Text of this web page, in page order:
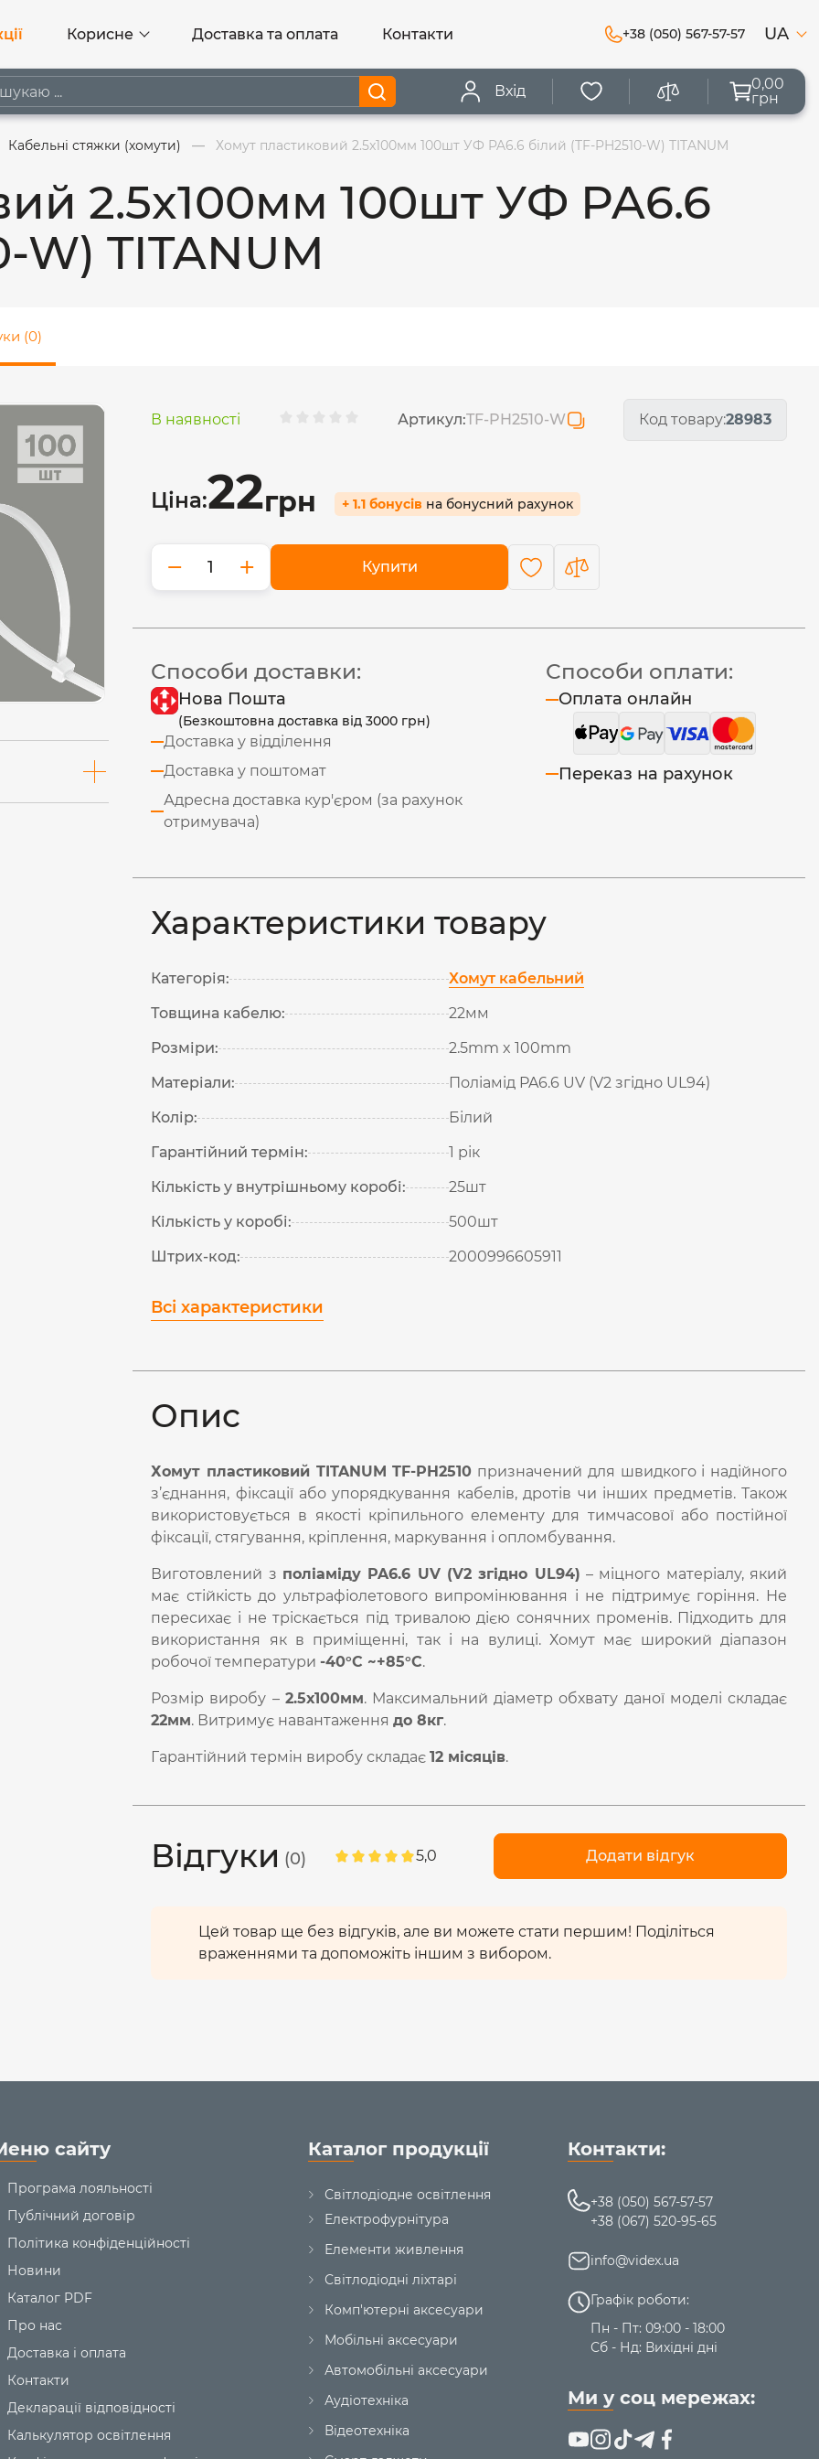
Корисне Доставка та оплата Контакти +38 (050) 567-57-57 UA
Вхід
0,00
грн
Кабельні стяжки (хомути) Хомут пластиковий 2.5x100мм 100шт УФ PA6.6 білий (TF-PH2510-W) TITANUM
2.5x100мм 100шт УФ PA6.6
W) TITANUM
(0)
В наявності Артикул:TF-PH2510-W Код товару:28983
Ціна:22грн + 1.1 бонусів на бонусний рахунок
− + Купити
Способи доставки:
Нова Пошта
(Безкоштовна доставка від 3000 грн)
Доставка у відділення
Доставка у поштомат
Адресна доставка кур'єром (за рахунок
отримувача)
Способи оплати:
Оплата онлайн
Переказ на рахунок
Характеристики товару
Категорія:
Хомут кабельний
Товщина кабелю:
22мм
Розміри:
2.5mm x 100mm
Матеріали:
Поліамід PA6.6 UV (V2 згідно UL94)
Колір:
Білий
Гарантійний термін:
1 рік
Кількість у внутрішньому коробі:
25шт
Кількість у коробі:
500шт
Штрих-код:
2000996605911
Всі характеристики
Опис
Хомут пластиковий TITANUM TF-PH2510 призначений для швидкого і надійного
з’єднання, фіксації або упорядкування кабелів, дротів чи інших предметів. Також
використовується в якості кріпильного елементу для тимчасової або постійної
фіксації, стягування, кріплення, маркування і опломбування.
Виготовлений з поліаміду PA6.6 UV (V2 згідно UL94) – міцного матеріалу, який
має стійкість до ультрафіолетового випромінювання і не підтримує горіння. Не
пересихає і не тріскається під тривалою дією сонячних променів. Підходить для
використання як в приміщенні, так і на вулиці. Хомут має широкий діапазон
робочої температури-40°С ~+85°С.
Розмір виробу – 2.5х100мм. Максимальний діаметр обхвату даної моделі складає
22мм. Витримує навантаженнядо 8кг.
Гарантійний термін виробу складає12 місяців.
Відгуки (0) 5,0 Додати відгук
Цей товар ще без відгуків, але ви можете стати першим! Поділіться
враженнями та допоможіть іншим з вибором.
сайту
Програма лояльності
Публічний договір
Політика конфіденційності
Новини
Каталог PDF
Про нас
Доставка і оплата
Контакти
Декларації відповідності
Калькулятор освітлення
Каталог продукції
Світлодіодне освітлення
Електрофурнітура
Елементи живлення
Світлодіодні ліхтарі
Комп'ютерні аксесуари
Мобільні аксесуари
Автомобільні аксесуари
Аудіотехніка
Відеотехніка
Контакти:
+38 (050) 567-57-57
+38 (067) 520-95-65
info@videx.ua
Графік роботи:
Пн - Пт: 09:00 - 18:00
Сб - Нд: Вихідні дні
Ми у соц мережах: